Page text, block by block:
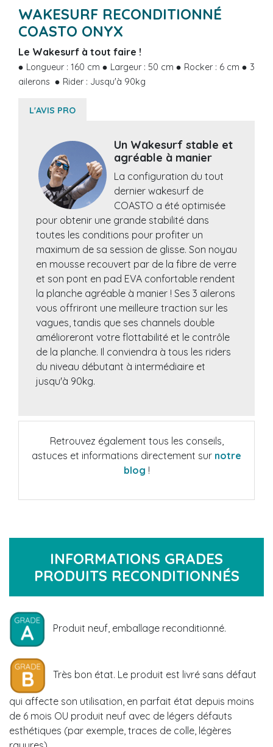
WAKESURF RECONDITIONNÉ
COASTO ONYX
Le Wakesurf à tout faire !
Longueur : 160 cm Largeur : 50 cm Rocker : 6 cm
3
ailerons
Rider : Jusqu'à 90kg
L'AVIS PRO
Un Wakesurf stable et
agréable à manier
La configuration du tout
dernier wakesurf de
COASTO a été optimisée
pour obtenir une grande stabilité dans
toutes les conditions pour profiter un
maximum de sa session de glisse. Son noyau
en mousse recouvert par de la fibre de verre
et son pont en pad EVA confortable rendent
la planche agréable à manier ! Ses 3 ailerons
vous offriront une meilleure traction sur les
vagues, tandis que ses channels double
amélioreront votre flottabilité et le contrôle
de la planche. Il conviendra à tous les riders
du niveau débutant à intermédiaire et
jusqu'à 90kg.
Retrouvez également tous les conseils,
astuces et informations directement sur notre
blog !
INFORMATIONS GRADES
PRODUITS RECONDITIONNÉS
Produit neuf, emballage reconditionné.
Très bon état. Le produit est livré sans défaut
qui affecte son utilisation, en parfait état depuis moins
de 6 mois OU produit neuf avec de légers défauts
esthétiques (par exemple, traces de colle, légères